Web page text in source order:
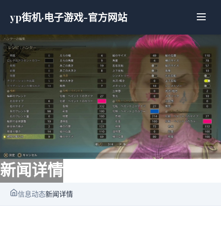
yp街机·电子游戏-官方网站
新闻详情
信息动态新闻详情